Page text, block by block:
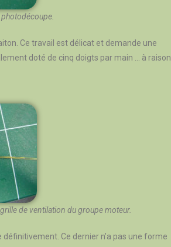
Ce travail est délicat et demande une
doté de cinq doigts par main … à raison
de ventilation du groupe moteur.
Ce dernier n’a pas une forme